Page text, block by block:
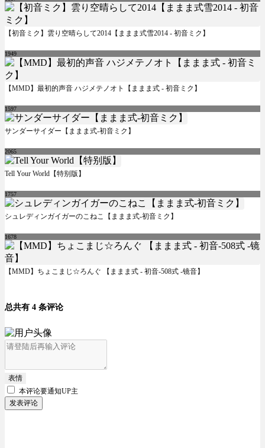
【初音ミク】雲り空晴らして2014【ままま式雪2014 - 初音ミク】
1949
【MMD】最初的声音 ハジメテノオト【ままま式 - 初音ミク】
1597
サンダーサイダー【ままま式-初音ミク】
2065
Tell Your World【特别版】
1757
シュレディンガイガーのこねこ【ままま式-初音ミク】
1678
【MMD】ちょこまじ☆ろんぐ 【ままま式 - 初音-508式 -镜音】
总共有 4 条评论
表情
本评论要通知UP主
发表评论